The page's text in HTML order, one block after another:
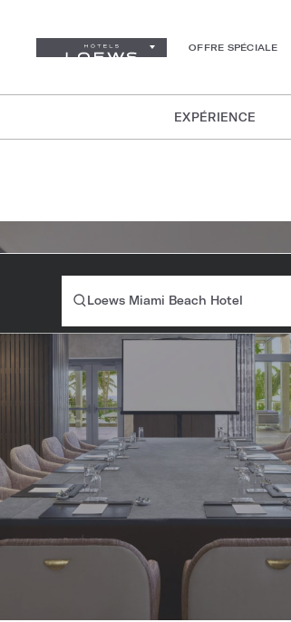
OFFRE SPÉCIALE
EXPÉRIENCE
Loews Miami Beach Hotel